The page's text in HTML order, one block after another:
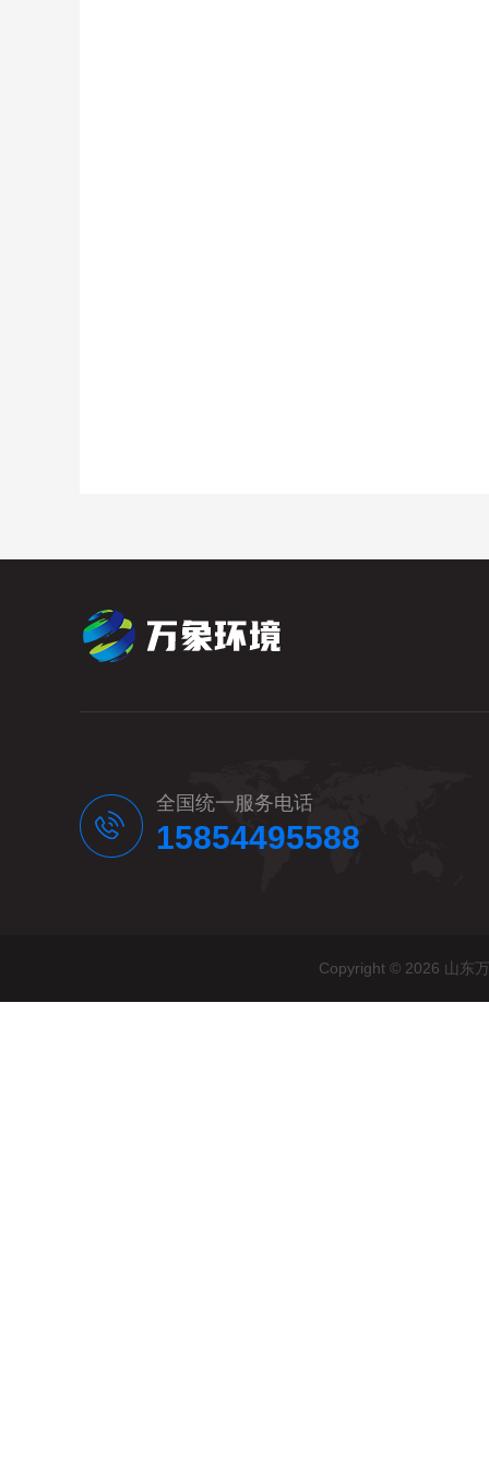
全国统一服务电话
15854495588
Copyright © 2026 山东